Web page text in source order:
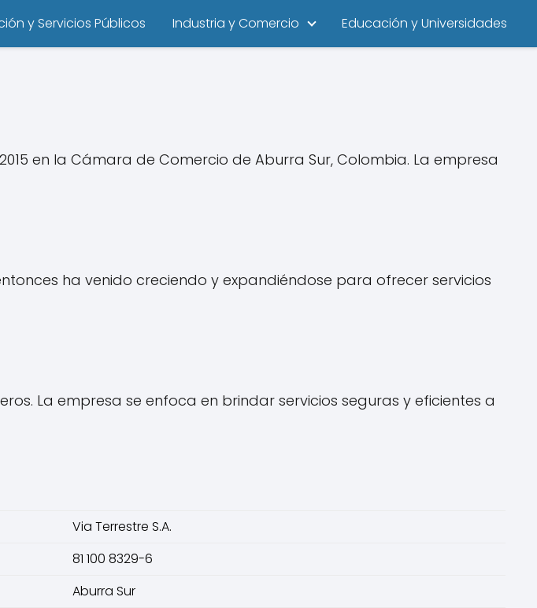
y Servicios Públicos Industria y Comercio Educación y Universidades
en la Cámara de Comercio de Aburra Sur, Colombia. La empresa
ha venido creciendo y expandiéndose para ofrecer servicios
La empresa se enfoca en brindar servicios seguras y eficientes a
Via Terrestre S.A.
81 100 8329-6
Aburra Sur